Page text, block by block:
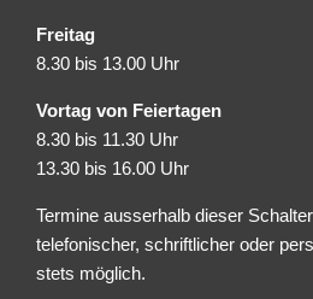
Freitag
8.30 bis 13.00 Uhr
Vortag von Feiertagen
8.30 bis 11.30 Uhr
13.30 bis 16.00 Uhr
Termine ausserhalb dieser
telefonischer, schriftlicher oder
stets möglich.